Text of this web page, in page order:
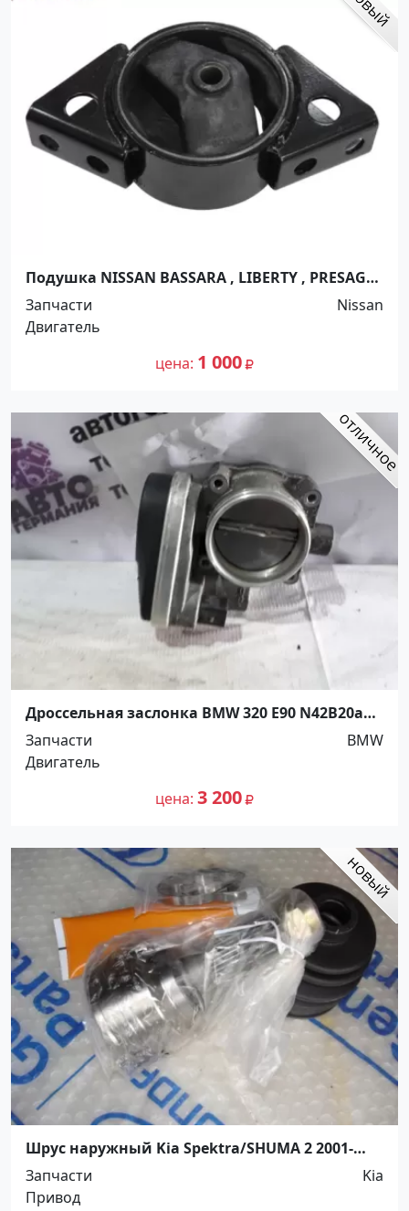
Подушка NISSAN BASSARA , LIBERTY , PRESAGE ,
R-NESSA , SERENA SR20 - KA24DE 1998-2004г
Краснодар
Запчасти
Nissan
Двигатель
цена 1 000
Дроссельная заслонка BMW 320 E90 N42B20a
Краснодар
Запчасти
BMW
Двигатель
цена 3 200
Шрус наружный Kia Spektra/SHUMA 2 2001-
04/MAZDA 626/XEDOS 6 Краснодар
Запчасти
Kia
Привод